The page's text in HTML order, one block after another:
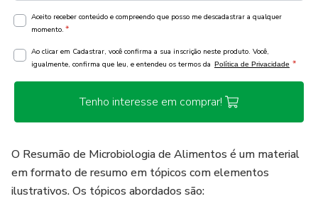
Aceito receber conteúdo e compreendo que posso me descadastrar a qualquer
momento. *
Ao clicar em Cadastrar, você confirma a sua inscrição neste produto. Você,
igualmente, confirma que leu, e entendeu os termos da Política de Privacidade *
Tenho interesse em comprar!
O Resumão de Microbiologia de Alimentos é um material
em formato de resumo em tópicos com elementos
ilustrativos. Os tópicos abordados são: